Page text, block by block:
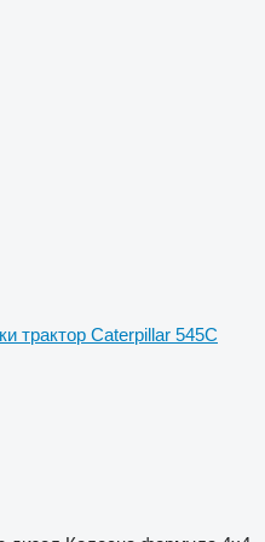
трактор Caterpillar 545C